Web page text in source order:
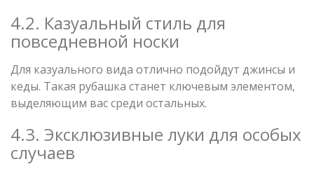
4.2. Казуальный стиль для
повседневной носки
Для казуального вида отлично подойдут джинсы и
кеды. Такая рубашка станет ключевым элементом,
выделяющим вас среди остальных.
4.3. Эксклюзивные луки для особых
случаев